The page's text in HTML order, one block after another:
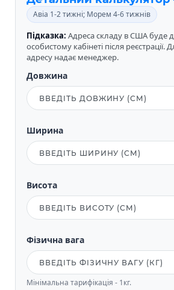
Авіа 1-2 тижні; Морем 4-6 тижнів
Підказка: Адреса складу в США буде
особистому кабінеті після реєстрації.
адресу надає менеджер.
Довжина
Ширина
Висота
Фізична вага
Мінімальна тарифікація - 1кг.